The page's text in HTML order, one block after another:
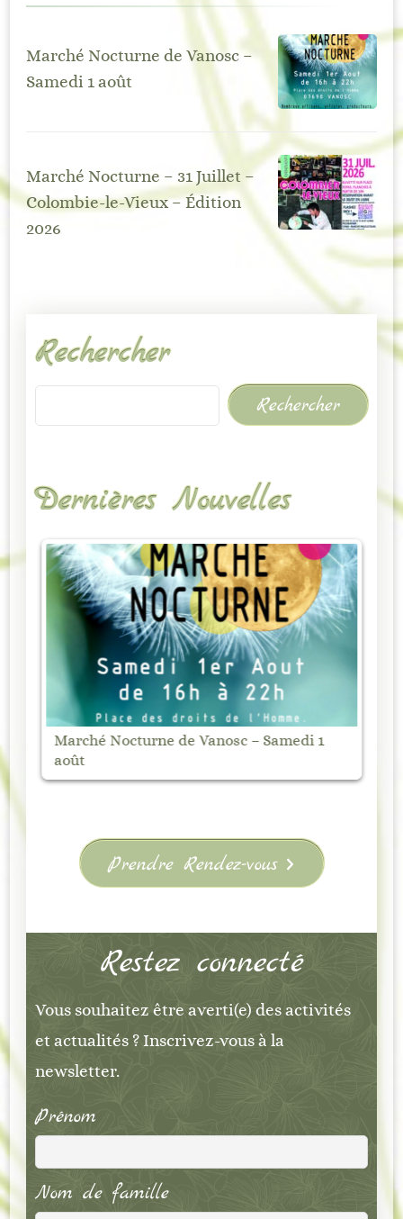
Marché Nocturne de Vanosc –
Samedi 1 août
Marché Nocturne – 31 Juillet –
Colombie-le-Vieux – Édition
2026
Rechercher
Rechercher
Dernières Nouvelles
Marché Nocturne de Vanosc – Samedi 1
août
Prendre Rendez-vous
Restez connecté
Vous souhaitez être averti(e) des activités
et actualités ? Inscrivez-vous à la
newsletter.
Prénom
Nom de famille